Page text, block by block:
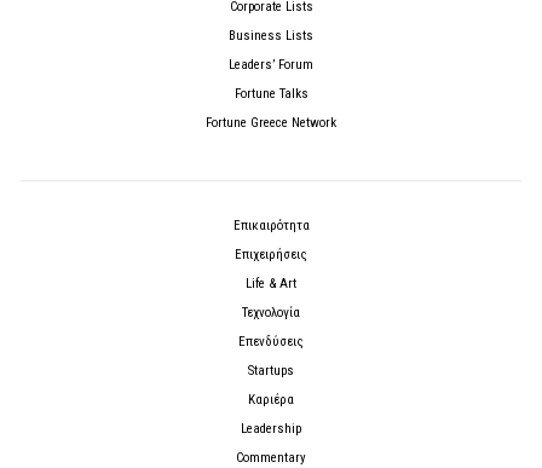
Corporate Lists
Business Lists
Leaders’ Forum
Fortune Talks
Fortune Greece Network
Επικαιρότητα
Επιχειρήσεις
Life & Art
Τεχνολογία
Επενδύσεις
Startups
Καριέρα
Leadership
Commentary